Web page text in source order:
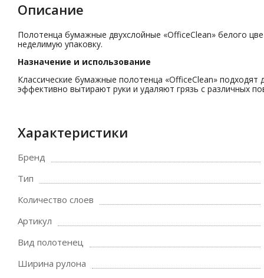
Описание
Полотенца бумажные двухслойные «OfficeClean» белого
неделимую упаковку.
Назначение и использование
Классические бумажные полотенца «OfficeClean»
эффективно вытирают руки и удаляют грязь с различных
Характеристики
Бренд
Тип
Количество слоев
Артикул
Вид полотенец
Ширина рулона